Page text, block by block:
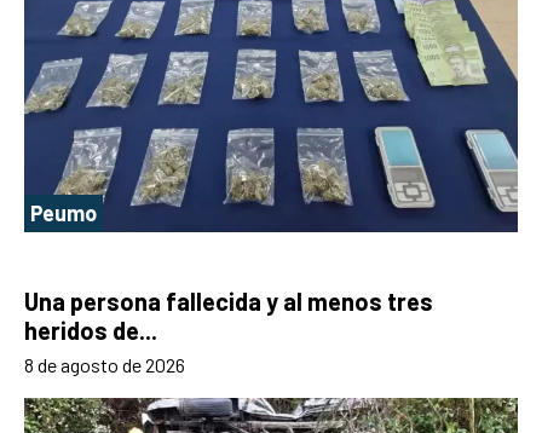
Peumo
Una persona fallecida y al menos tres
heridos de...
8 de agosto de 2026